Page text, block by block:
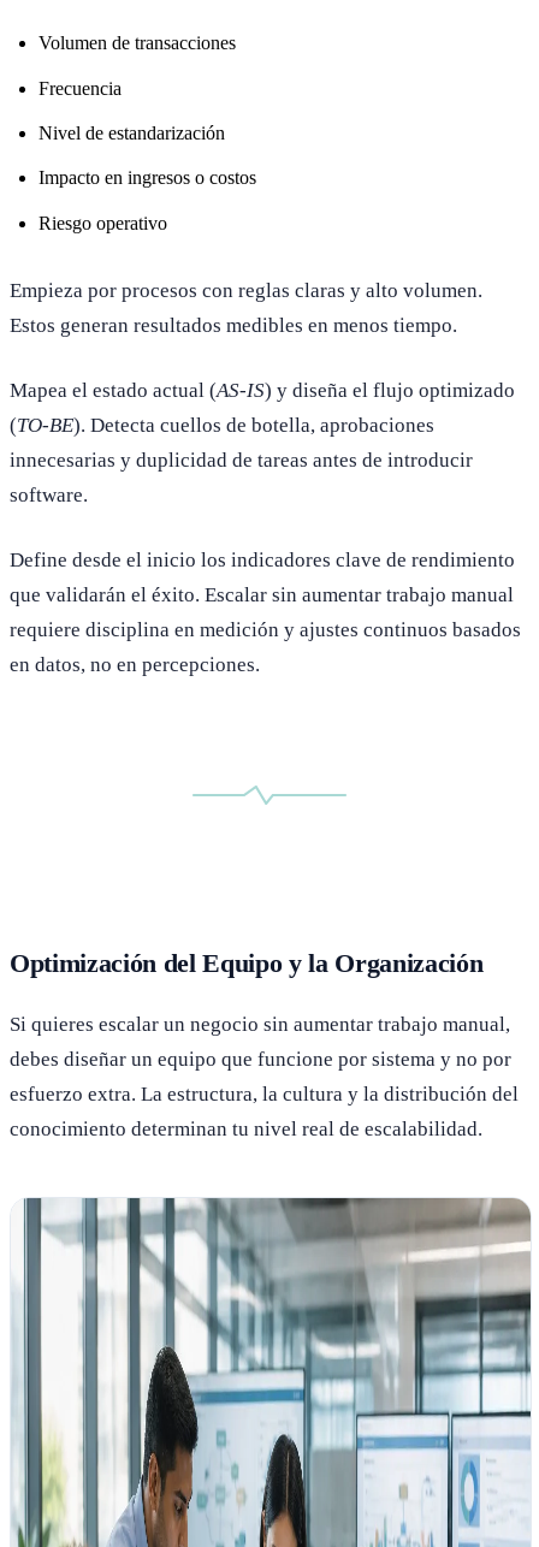
Volumen de transacciones
Frecuencia
Nivel de estandarización
Impacto en ingresos o costos
Riesgo operativo
Empieza por procesos con reglas claras y alto volumen.
Estos generan resultados medibles en menos tiempo.
Mapea el estado actual (AS-IS) y diseña el flujo optimizado
(TO-BE). Detecta cuellos de botella, aprobaciones
innecesarias y duplicidad de tareas antes de introducir
software.
Define desde el inicio los indicadores clave de rendimiento
que validarán el éxito. Escalar sin aumentar trabajo manual
requiere disciplina en medición y ajustes continuos basados
en datos, no en percepciones.
Optimización del Equipo y la Organización
Si quieres escalar un negocio sin aumentar trabajo manual,
debes diseñar un equipo que funcione por sistema y no por
esfuerzo extra. La estructura, la cultura y la distribución del
conocimiento determinan tu nivel real de escalabilidad.